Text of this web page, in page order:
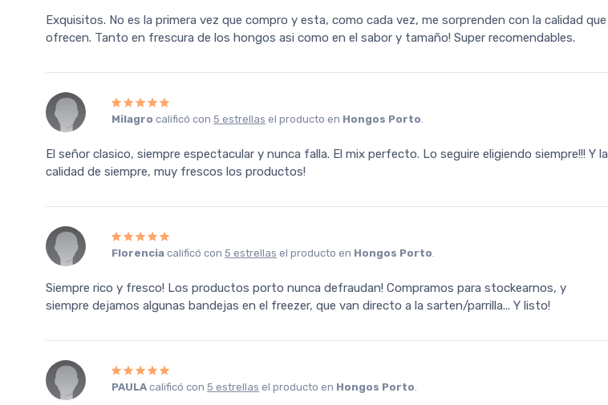
Exquisitos. No es la primera vez que compro y esta, como cada vez, me sorprenden con la calidad que
ofrecen. Tanto en frescura de los hongos asi como en el sabor y tamaño! Super recomendables.
Milagro calificó con 5 estrellas el producto en Hongos Porto
El señor clasico, siempre espectacular y nunca falla. El mix perfecto. Lo seguire eligiendo siempre!!! Y la
calidad de siempre, muy frescos los productos!
Florencia calificó con 5 estrellas el producto en Hongos Porto
Siempre rico y fresco! Los productos porto nunca defraudan! Compramos para stockearnos, y
siempre dejamos algunas bandejas en el freezer, que van directo a la sarten/parrilla... Y listo!
PAULA calificó con 5 estrellas el producto en Hongos Porto